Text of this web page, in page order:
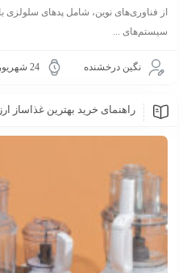
از فناوری‌های نوین، شامل پدهای سلولزی
سیستم‌های ...
نگین درخشنده 24 شهریور 1404
راهنمای خرید بهترین غذاساز